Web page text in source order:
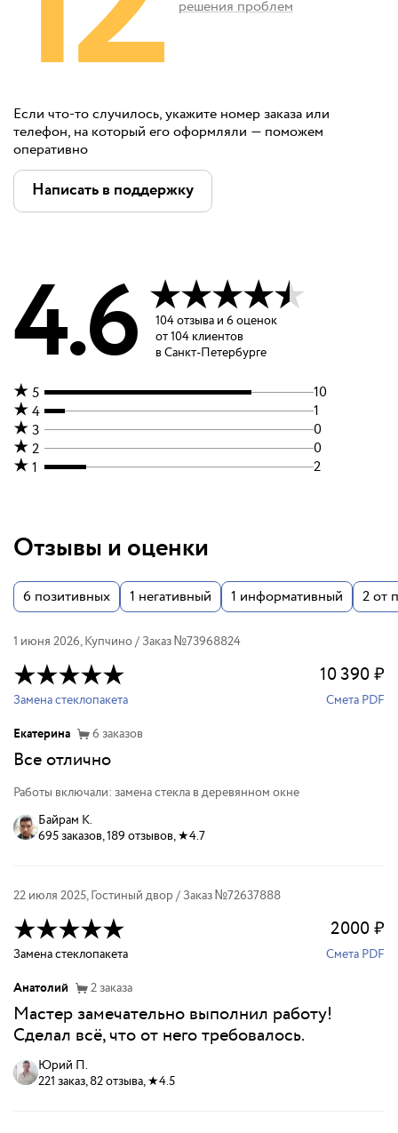
решения проблем
Если что-то случилось, укажите номер заказа или
телефон, на который его оформляли — поможем
оперативно
Написать в поддержку
Отзывы и оценки
6 позитивных 1 негативный 1 информативный 2от
1 июня 2026,Купчино/ Заказ №73968824
10 390₽
Замена стеклопакета
Смета PDF
Екатерина
6 заказов
Все отлично
Работы включали: замена стекла в деревянном окне
Байрам К.
695 заказов, 189 отзывов, ★4.7
22 июля 2025,Гостиный двор / Заказ №72637888
2000₽
Замена стеклопакета
Смета PDF
Анатолий
2заказа
Мастер замечательно выполнил работу!
Сделал всё, что от него требовалось.
Юрий П.
221 заказ, 82 отзыва, ★4.5
4.6 104отзыва и 6 оценок
от104 клиентов
в Санкт-Петербурге
5
10
4
1
3
0
2
0
1
2